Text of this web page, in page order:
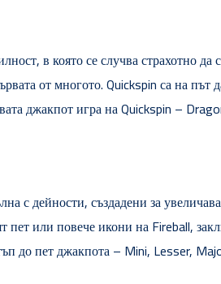
в която се случва страхотно
от многото. Quickspin са на
джакпот игра на Quickspin –
с дейности, създадени за
пет или повече икони на Fireball,
до пет джакпота – Mini, Lesser,